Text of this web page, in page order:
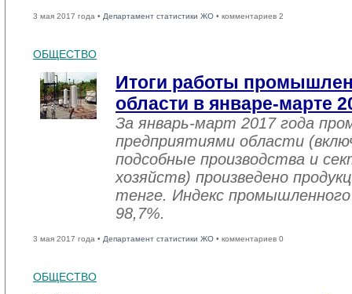
3 мая 2017 года • Департамент статистики ЖО • комментариев 2
ОБЩЕСТВО
Итоги работы
области в январе-марте
За январь-март 2017 года
предприятиями области
подсобные производства и
хозяйств) произведено
тенге. Индекс
98,7%.
3 мая 2017 года • Департамент статистики ЖО • комментариев 0
ОБЩЕСТВО